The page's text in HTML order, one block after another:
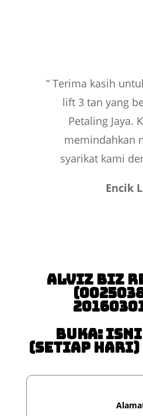
“ Terima kasih
lift 3 tan yang
Petaling Jaya.
memindahkan
syarikat kami
Encik
Alviz Biz
Buka:
(Setiap Hari)